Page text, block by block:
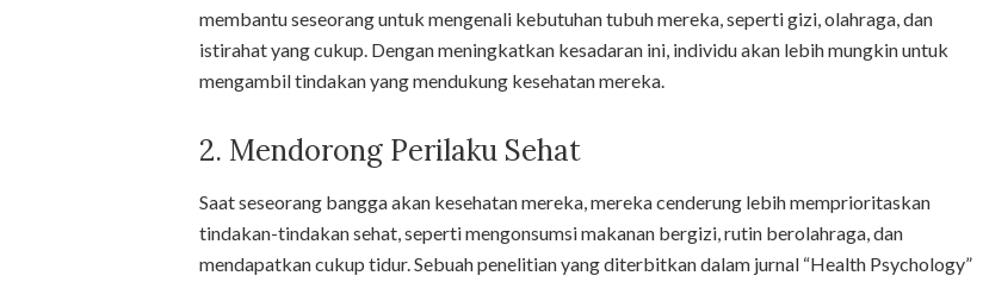
membantu seseorang untuk mengenali kebutuhan tubuh mereka, seperti gizi, olahraga, dan
istirahat yang cukup. Dengan meningkatkan kesadaran ini, individu akan lebih mungkin untuk
mengambil tindakan yang mendukung kesehatan mereka.
2. Mendorong Perilaku Sehat
Saat seseorang bangga akan kesehatan mereka, mereka cenderung lebih memprioritaskan
tindakan-tindakan sehat, seperti mengonsumsi makanan bergizi, rutin berolahraga, dan
mendapatkan cukup tidur. Sebuah penelitian yang diterbitkan dalam jurnal “Health Psychology”